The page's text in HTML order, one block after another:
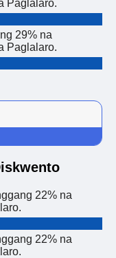
Paglalaro.
29% na
Paglalaro.
22% na
22% na